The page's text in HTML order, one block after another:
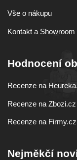
Vše o nákupu
Kontakt a Showroom
Hodnocení
Recenze na
Recenze na Zbozi.cz
Recenze na Firmy.cz
Nejměkčí